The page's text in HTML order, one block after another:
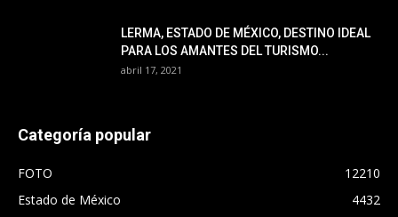
LERMA, ESTADO DE MÉXICO, DESTINO IDEAL
PARA LOS AMANTES DEL TURISMO...
abril 17, 2021
Categoría popular
FOTO
12210
Estado de México
4432